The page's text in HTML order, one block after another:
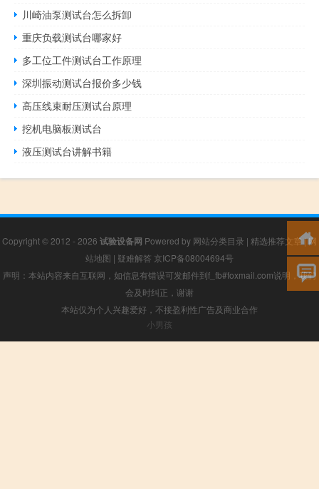
川崎油泵测试台怎么拆卸
重庆负载测试台哪家好
多工位工件测试台工作原理
深圳振动测试台报价多少钱
高压线束耐压测试台原理
挖机电脑板测试台
液压测试台讲解书籍
Copyright © 2012 - 2026 试验设备网 Powered by 网站分类目录 | 精选推荐文章 |网
站地图 | 疑难解答 京ICP备08004694号
声明：本站内容来自互联网，如信息有错误可发邮件到f_fb#foxmail.com说明，我们
会及时纠正，谢谢
本站仅为个人兴趣爱好，不接盈利性广告及商业合作
小男孩